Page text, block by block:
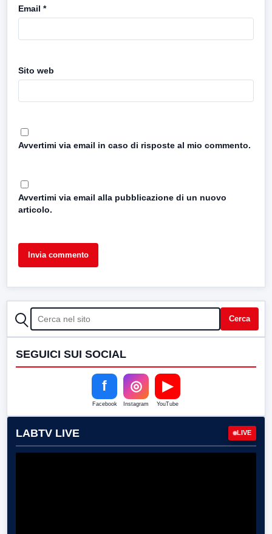
Email *
Sito web
Avvertimi via email in caso di risposte al mio commento.
Avvertimi via email alla pubblicazione di un nuovo
articolo.
CERCA Cerca
SEGUICI SUI SOCIAL
f
Facebook
◎
Instagram
▶
YouTube
LABTV LIVE LIVE